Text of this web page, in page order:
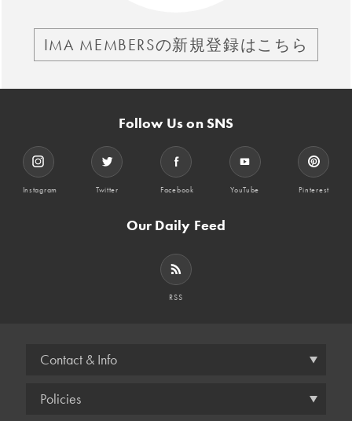
IMA MEMBERSの新規登録はこちら
Follow Us on SNS
Instagram Twitter Facebook YouTube Pinterest
Our Daily Feed
RSS
Contact & Info
Policies